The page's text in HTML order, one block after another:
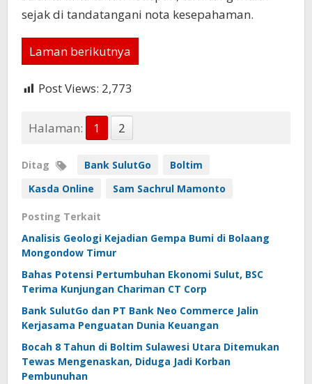
sejak di tandatangani nota kesepahaman.
Laman berikutnya
Post Views: 2,773
Halaman: 1 2
Ditag Bank SulutGo
Boltim
Kasda Online
Sam Sachrul Mamonto
Posting Terkait
Analisis Geologi Kejadian Gempa Bumi di Bolaang
Mongondow Timur
Bahas Potensi Pertumbuhan Ekonomi Sulut, BSC
Terima Kunjungan Chariman CT Corp
Bank SulutGo dan PT Bank Neo Commerce Jalin
Kerjasama Penguatan Dunia Keuangan
Bocah 8 Tahun di Boltim Sulawesi Utara Ditemukan
Tewas Mengenaskan, Diduga Jadi Korban
Pembunuhan